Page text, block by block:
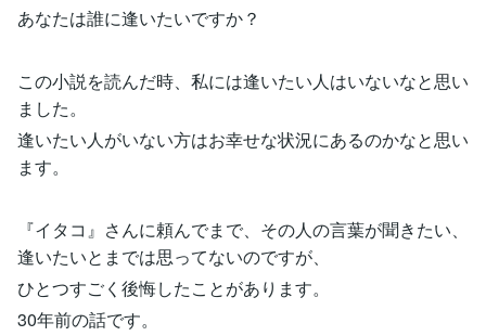
あなたは誰に逢いたいですか？
この小説を読んだ時、私には逢いたい人はいないなと思い
ました。
逢いたい人がいない方はお幸せな状況にあるのかなと思い
ます。
『イタコ』さんに頼んでまで、その人の言葉が聞きたい、
逢いたいとまでは思ってないのですが、
ひとつすごく後悔したことがあります。
30年前の話です。